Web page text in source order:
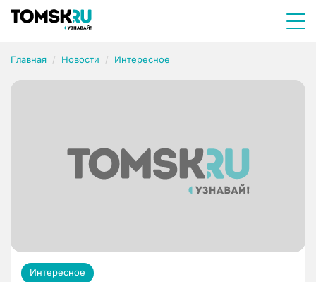
Главная Новости Интересное
Интересное